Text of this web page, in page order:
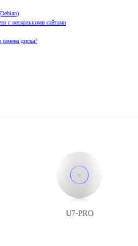
с несколькими сайтами
диска?
U7-PRO